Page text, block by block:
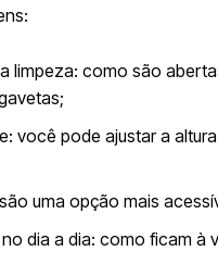
limpeza: como são
você pode ajustar a
uma opção mais
dia a dia: como ficam à